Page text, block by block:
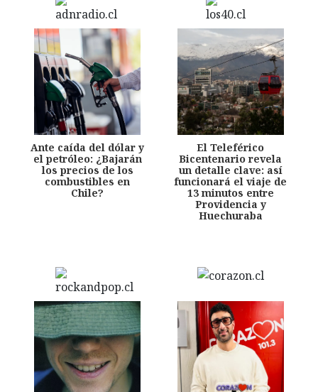
Ante caída del dólar y
el petróleo: ¿Bajarán
los precios de los
combustibles en
Chile?
El Teleférico
Bicentenario revela
un detalle clave: así
funcionará el viaje de
13 minutos entre
Providencia y
Huechuraba